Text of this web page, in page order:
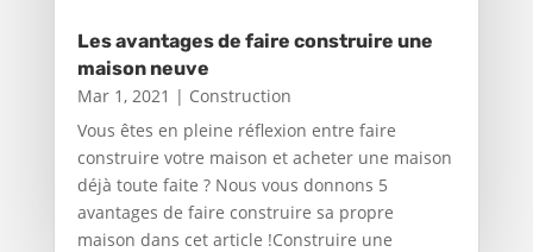
Les avantages de faire construire une
maison neuve
Mar 1, 2021 | Construction
Vous êtes en pleine réflexion entre faire
construire votre maison et acheter une maison
déjà toute faite ? Nous vous donnons 5
avantages de faire construire sa propre
maison dans cet article !Construire une